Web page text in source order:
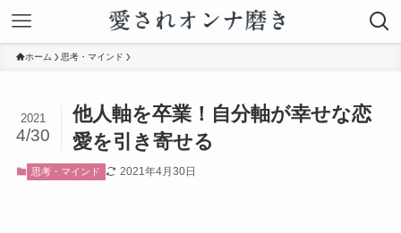
ホーム 思考・マインド
他人軸を卒業！自分軸が幸せな恋
愛を引き寄せる
2021
4/30
思考・マインド 2021年4月30日